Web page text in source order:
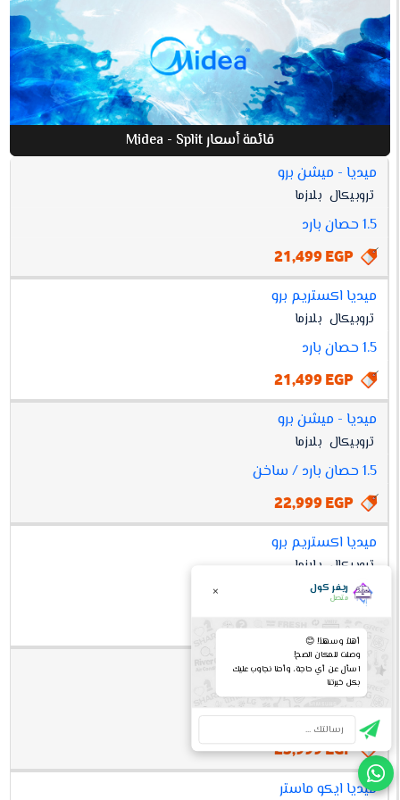
قائمة أسعار Midea - Split
افضل
أسعار
MIDEA
- SPLIT
مواصفات
ميديا - ميشن برو
تروبيكال بلازما
1.5 حصان بارد
21,499 EGP
ميديا اكستريم برو
تروبيكال بلازما
1.5 حصان بارد
21,499 EGP
ميديا - ميشن برو
تروبيكال بلازما
1.5 حصان بارد / ساخن
22,999 EGP
ميديا اكستريم برو
تروبيكال بلازما
1.5 حصان بارد / ساخن
22,999 EGP
ميديا ايكو ماستر
انفرتر تروبيكال
1.5 حصان بارد
25,999 EGP
ميديا ايكو ماستر
ريفر كول
متصل ×
أهلاً وسهلاً! 😊
وصلت للمكان الصح!
اسأل عن أي حاجة، وأحنا نجاوب عليك
بكل خبرتنا